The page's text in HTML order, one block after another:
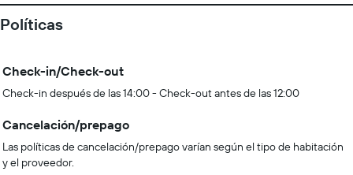
Políticas
Check-in/Check-out
Check-in después de las 14:00 - Check-out antes de las 12:00
Cancelación/prepago
Las políticas de cancelación/prepago varían según el tipo de habitación
y el proveedor.